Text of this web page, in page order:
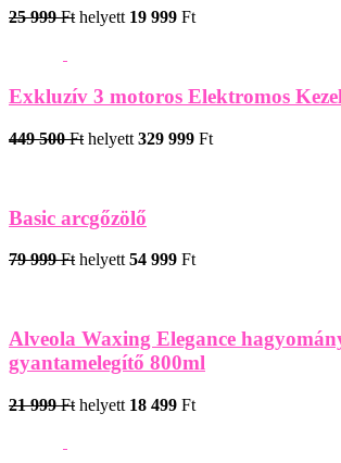
25 999 Fthelyett 19 999 Ft
Exkluzív 3 motoros Elektromos
449 500 Ft helyett 329 999 Ft
Basic arcgőzölő
79 999 Ft helyett 54 999 Ft
Alveola Waxing Elegance
gyantamelegítő 800ml
21 999 Ft helyett 18 499 Ft